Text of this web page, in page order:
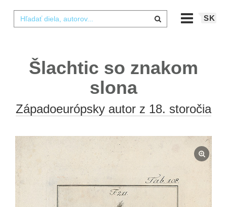
SK
Šlachtic so znakom
slona
Západoeurópsky autor z 18. storočia